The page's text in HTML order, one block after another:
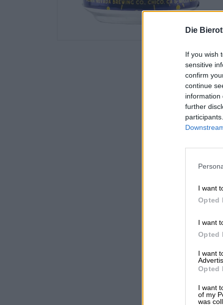
Die
If you wish
sensitive
confirm
continue
information
further
I want
Opted
I want
Opted
I want
Opted
I want
of my
was